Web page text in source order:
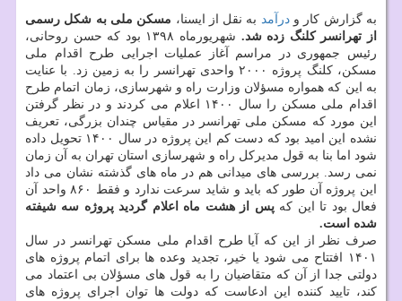
به گزارش کار ودرآمد به نقل از ایسنا، مسکن ملی به شکل رسمی
از تهرانسر کلنگ زده شد.
شهریورماه ۱۳۹۸ بود که حسن روحانی،
رئیس جمهوری در مراسم آغاز عملیات اجرایی طرح اقدام ملی
مسکن، کلنگ پروژه ۲۰۰۰ واحدی تهرانسر را به زمین زد. با عنایت
به این که همواره مسؤلان وزارت راه و شهرسازی، زمان اتمام طرح
اقدام ملی مسکن را سال ۱۴۰۰ اعلام می کردند و در نظر گرفتن
این مورد که مسکن ملی تهرانسر در مقیاس چندان بزرگی، تعریف
نشده این امید بود که دست کم این پروژه در سال ۱۴۰۰ تحویل داده
شود اما بنا به قول مدیرکل راه و شهرسازی استان تهران به آن زمان
نمی رسد. بررسی های میدانی هم در ماه های گذشته نشان می داد
این پروژه آن طور که باید و شاید سرعت ندارد و فقط ۸۶۰ واحد آن
فعال بود تا این کهپس از هشت ماه اعلام گردید پروژه سه شیفته
شده است.
صرف نظر از این که آیا طرح اقدام ملی مسکن تهرانسر در سال
۱۴۰۱ افتتاح می شود یا خیر، تجدید وعده ها برای اتمام پروژه های
دولتی جدا از آن که متقاضیان را به قول های مسؤلان بی اعتماد می
کند، تایید کننده این ادعاست که دولت ها توان اجرای پروژه های